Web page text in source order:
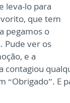
leva-lo para
que tem
pegamos o
Pude ver os
e a
contagiou
“Obrigado”. E